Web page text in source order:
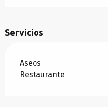
Servicios
Aseos
Restaurante